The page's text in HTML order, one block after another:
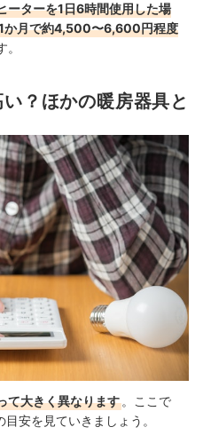
ーターを1日6時間使用した場
か月で約4,500〜6,600円程度
？ほかの暖房器具と
て大きく異なります 。ここで
安を見ていきましょう。